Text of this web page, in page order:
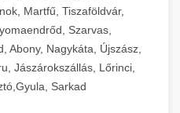
Martfű, Tiszaföldvár,
Szarvas,
Abony, Nagykáta, Újszász,
Jászárokszállás, Lőrinci,
Sarkad